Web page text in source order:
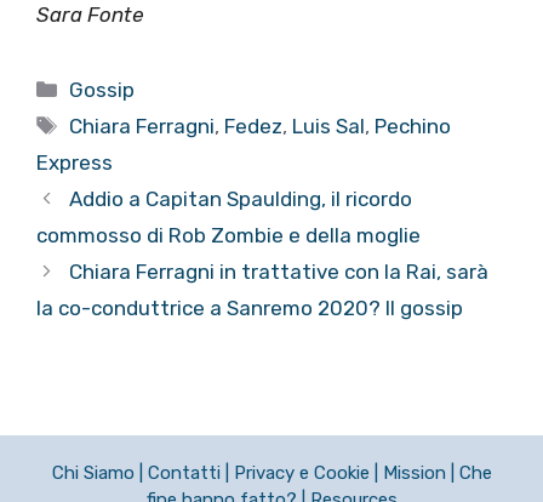
Sara Fonte
Categorie
Gossip
Tag
Chiara Ferragni, Fedez, Luis Sal, Pechino
Express
Addio a Capitan Spaulding, il ricordo
commosso di Rob Zombie e della moglie
Chiara Ferragni in trattative con la Rai, sarà
la co-conduttrice a Sanremo 2020? Il gossip
Chi Siamo Contatti Privacy e Cookie Mission
Che